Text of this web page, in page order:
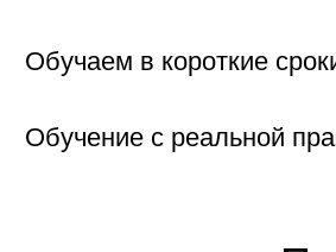
Обучаем в короткие
Обучение с реальной